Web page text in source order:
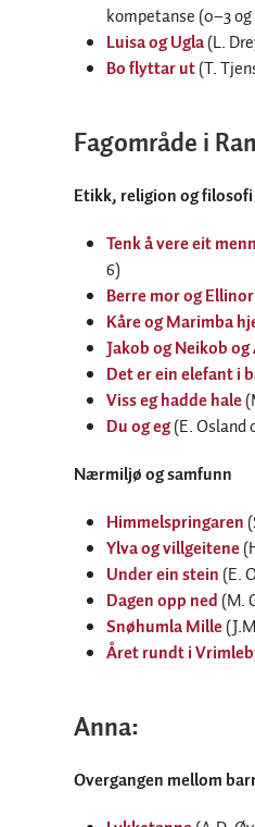
kompetanse (0–3
Luisa og Ugla(L.
Bo flyttar ut(T.
Fagområde i
Etikk, religion og filosofi
Tenk å vere eit
6)
Berre mor og Ellinor
Kåre og Marimba
Jakob og Neikob
Det er ein elefant i
Viss eg hadde hale
Du og eg(E. Osland
Nærmiljø og samfunn
Himmelspringaren
Ylva og villgeitene
Under ein stein (E.
Dagen opp ned (M.
Snøhumla Mille
Året rundt i
Anna:
Overgangen mellom